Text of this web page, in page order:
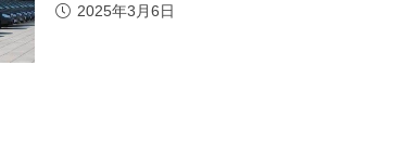
2025年3月6日